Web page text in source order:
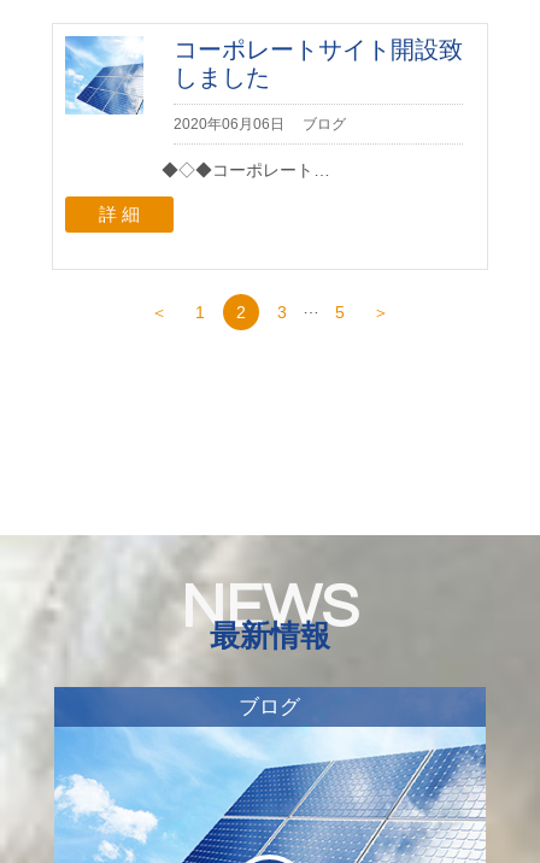
コーポレートサイト開設致
しました
2020年06月06日 ブログ
◆◇◆コーポレート…
詳 細
＜ 1 2 3 5 ＞
NEWS
最新情報
ブログ